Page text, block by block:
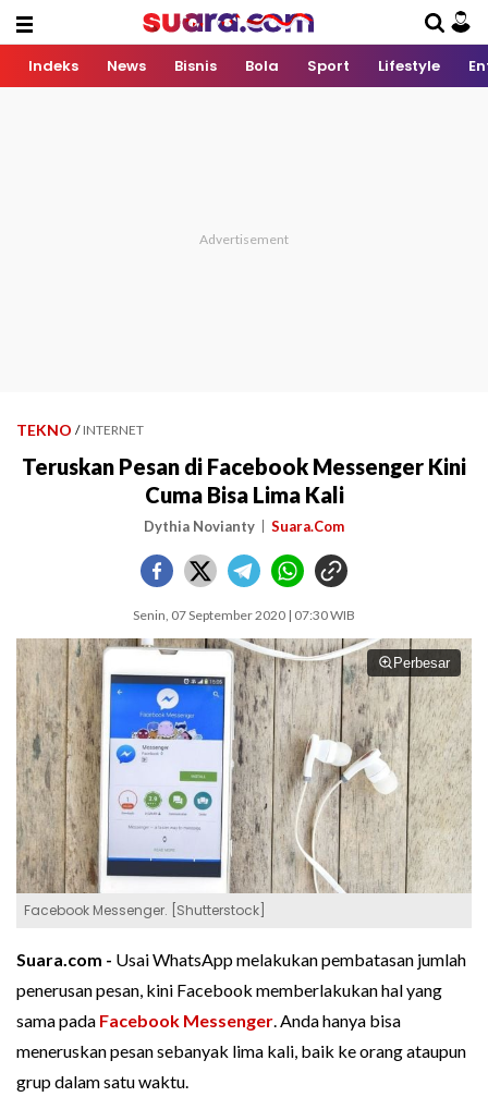
Indeks News Bisnis Bola Sport Lifestyle
TEKNO / INTERNET
Teruskan Pesan di Facebook Messenger Kini
Cuma Bisa Lima Kali
Dythia Novianty Suara.Com
Senin, 07 September 2020 | 07:30 WIB
Perbesar
Facebook Messenger. [Shutterstock]
Suara.com - Usai WhatsApp melakukan pembatasan jumlah
penerusan pesan, kini Facebook memberlakukan hal yang
sama pada Facebook Messenger. Anda hanya bisa
meneruskan pesan sebanyak lima kali, baik ke orang ataupun
grup dalam satu waktu.